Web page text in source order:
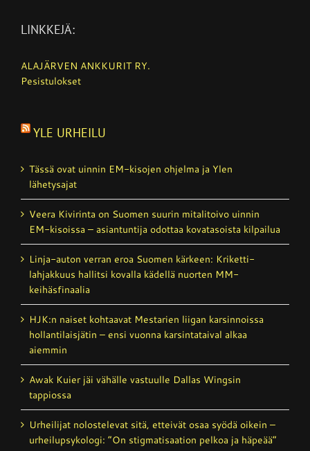
LINKKEJÄ:
ALAJÄRVEN ANKKURIT RY.
Pesistulokset
YLE URHEILU
Tässä ovat uinnin EM-kisojen ohjelma ja Ylen
lähetysajat
Veera Kivirinta on Suomen suurin mitalitoivo uinnin
EM-kisoissa – asiantuntija odottaa kovatasoista kilpailua
Linja-auton verran eroa Suomen kärkeen: Kriketti­
lahjakkuus hallitsi kovalla kädellä nuorten MM-
keihäsfinaalia
HJK:n naiset kohtaavat Mestarien liigan karsinnoissa
hollantilais­jätin – ensi vuonna karsintataival alkaa
aiemmin
Awak Kuier jäi vähälle vastuulle Dallas Wingsin
tappiossa
Urheilijat nolostelevat sitä, etteivät osaa syödä oikein –
urheilupsykologi: ”On stigmatisaation pelkoa ja häpeää”